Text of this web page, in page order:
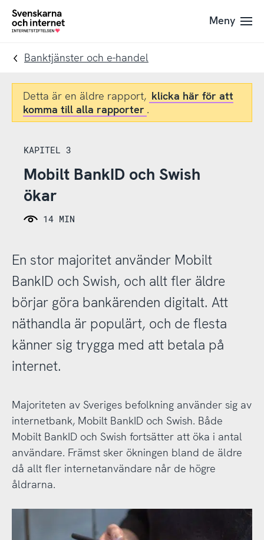
Till
navigation
Till
innehåll
To
Meny
Banktjänster och e-handel
Detta är en äldre rapport, klicka här för att
komma till alla rapporter .
KAPITEL 3
Mobilt BankID och Swish
ökar
14 MIN
En stor majoritet använder Mobilt
BankID och Swish, och allt fler äldre
börjar göra bankärenden digitalt. Att
näthandla är populärt, och de flesta
känner sig trygga med att betala på
internet.
Majoriteten av Sveriges befolkning använder sig av
internetbank, Mobilt BankID och Swish. Både
Mobilt BankID och Swish fortsätter att öka i antal
användare. Främst sker ökningen bland de äldre
då allt fler internetanvändare når de högre
åldrarna.